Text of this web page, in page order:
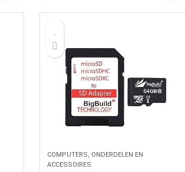
COMPUTERS, ONDERDELEN EN
ACCESSOIRES